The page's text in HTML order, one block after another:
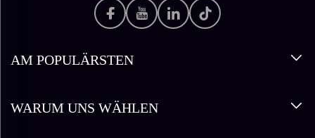
AM POPULÄRSTEN
WARUM UNS WÄHLEN